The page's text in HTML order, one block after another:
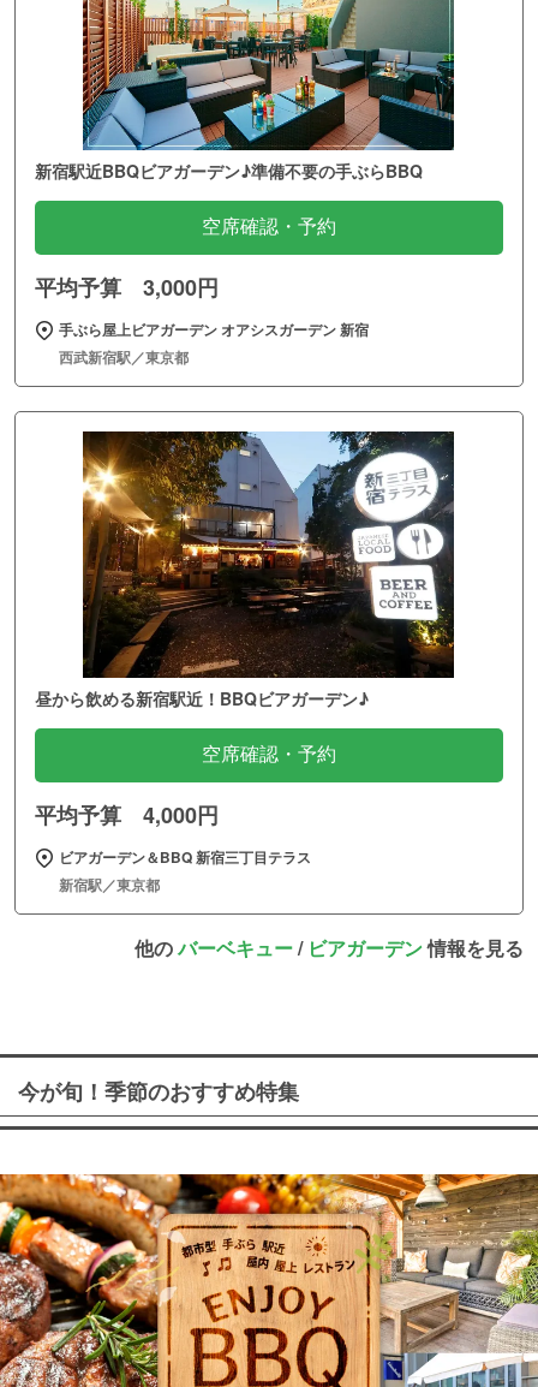
新宿駅近BBQビアガーデン♪準備不要の手ぶらBBQ
空席確認・予約
平均予算 3,000円
手ぶら屋上ビアガーデン オアシスガーデン 新宿
西武新宿駅／東京都
昼から飲める新宿駅近！BBQビアガーデン♪
空席確認・予約
平均予算 4,000円
ビアガーデン＆BBQ 新宿三丁目テラス
新宿駅／東京都
他のバーベキュー/ ビアガーデン情報を見る
今が旬！季節のおすすめ特集